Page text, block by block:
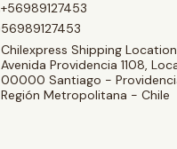
+56989127453
56989127453
Chilexpress Shipping Location
Avenida Providencia 1108,
00000 Santiago -
Región Metropolitana - Chile